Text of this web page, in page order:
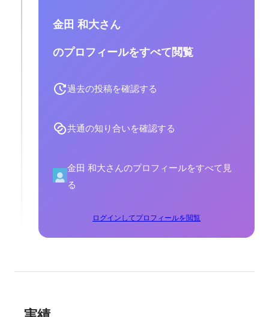
金田 和大さん
のプロフィールをすべて閲覧
過去の投稿を確認する
共通の知り合いを確認する
金田 和大さんのプロフィールをすべて見
る
ログインしてプロフィールを閲覧